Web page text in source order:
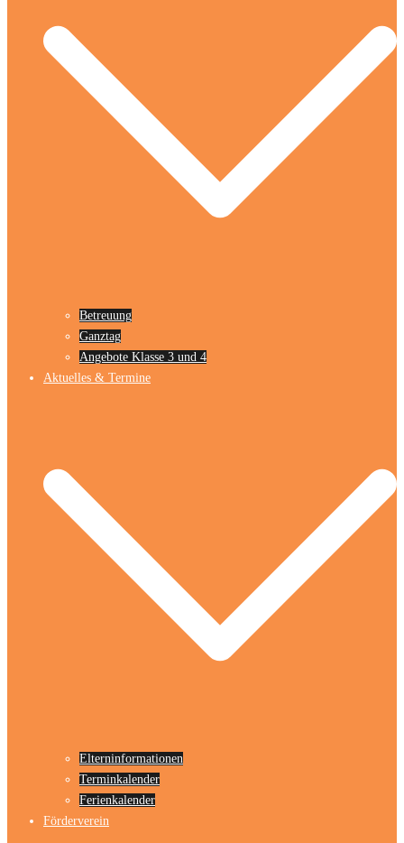
Betreuung
Ganztag
Angebote Klasse 3 und 4
Aktuelles & Termine
Elterninformationen
Terminkalender
Ferienkalender
Förderverein